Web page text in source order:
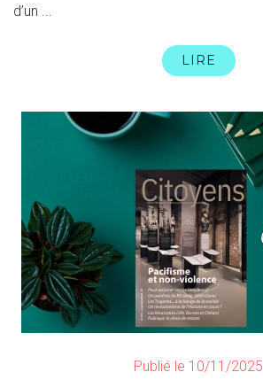
d’un ...
LIRE
Publié le 10/11/2025